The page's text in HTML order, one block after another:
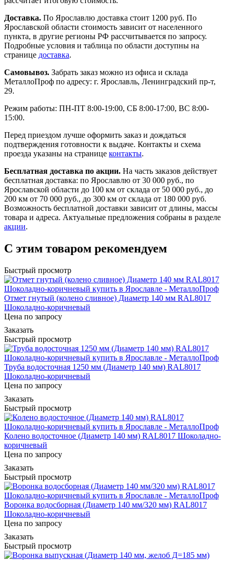
Доставка. По Ярославлю доставка стоит 1200 руб. По
Ярославской области стоимость зависит от населенного
пункта, в другие регионы РФ рассчитывается по запросу.
Подробные условия и таблица по области доступны на
странице доставка.
Самовывоз. Забрать заказ можно из офиса и склада
МеталлоПроф по адресу: г. Ярославль, Ленинградский пр-т,
29.
Режим работы: ПН-ПТ 8:00-19:00, СБ 8:00-17:00, ВС 8:00-
15:00.
Перед приездом лучше оформить заказ и дождаться
подтверждения готовности к выдаче. Контакты и схема
проезда указаны на странице контакты.
Бесплатная доставка по акции. На часть заказов действует
бесплатная доставка: по Ярославлю от 30 000 руб., по
Ярославской области до 100 км от склада от 50 000 руб., до
200 км от 70 000 руб., до 300 км от склада от 180 000 руб.
Возможность бесплатной доставки зависит от длины, массы
товара и адреса. Актуальные предложения собраны в разделе
акции.
С этим товаром рекомендуем
Быстрый просмотр
Отмет гнутый (колено сливное) Диаметр 140 мм RAL8017
Шоколадно-коричневый
Цена по запросу
Заказать
Быстрый просмотр
Труба водосточная 1250 мм (Диаметр 140 мм) RAL8017
Шоколадно-коричневый
Цена по запросу
Заказать
Быстрый просмотр
Колено водосточное (Диаметр 140 мм) RAL8017 Шоколадно-
коричневый
Цена по запросу
Заказать
Быстрый просмотр
Воронка водосборная (Диаметр 140 мм/320 мм) RAL8017
Шоколадно-коричневый
Цена по запросу
Заказать
Быстрый просмотр